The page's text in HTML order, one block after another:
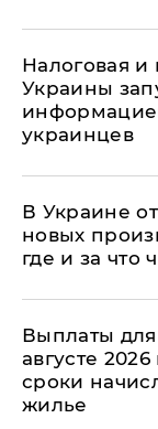
Налоговая
Украины
украинцев
В Украине
новых
где и за что
Выплаты
августе
сроки
жилье